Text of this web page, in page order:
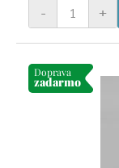
+
-
Doprava
zadarmo